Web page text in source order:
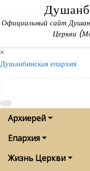
content
Официальный сайт
Церкви
×
Душанбинская епархия
Архиерей
Епархия
Жизнь Церкви